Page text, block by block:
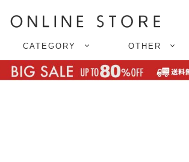
CATEGORY OTHER